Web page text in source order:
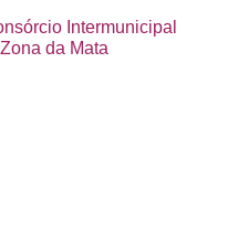
Intermunicipal
da Mata